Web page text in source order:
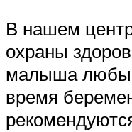
В нашем
охраны
малыша
время